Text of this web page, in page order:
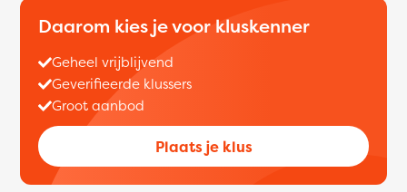
Daarom kies je voor kluskenner
Geheel vrijblijvend
Geverifieerde klussers
Groot aanbod
Plaats je klus